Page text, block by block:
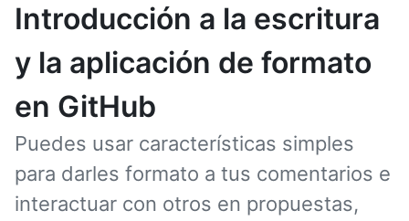
Introducción a la escritura
y la aplicación de formato
en GitHub
Puedes usar características simples
para darles formato a tus comentarios e
interactuar con otros en propuestas,